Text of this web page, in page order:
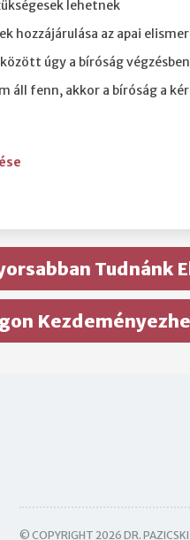
lehetnek
hozzájárulása az apai
úgy a bíróság
fenn, akkor a bíróság a
Tudnánk
© COPYRIGHT 2026 DR. PAZICSKI